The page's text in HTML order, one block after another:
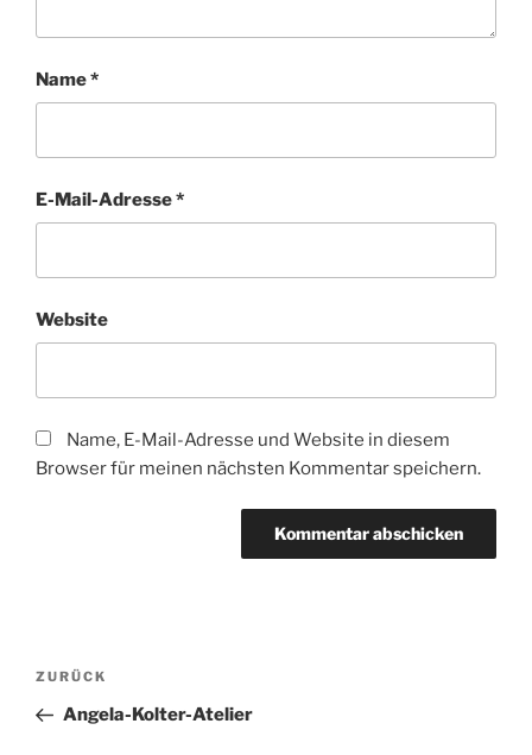
Name*
E-Mail-Adresse*
Website
Name, E-Mail-Adresse und Website in diesem
Browser für meinen nächsten Kommentar speichern.
e
r
Beitragsnavigation
Vorheriger
Beitrag
ZURÜCK
Angela-Kolter-Atelier